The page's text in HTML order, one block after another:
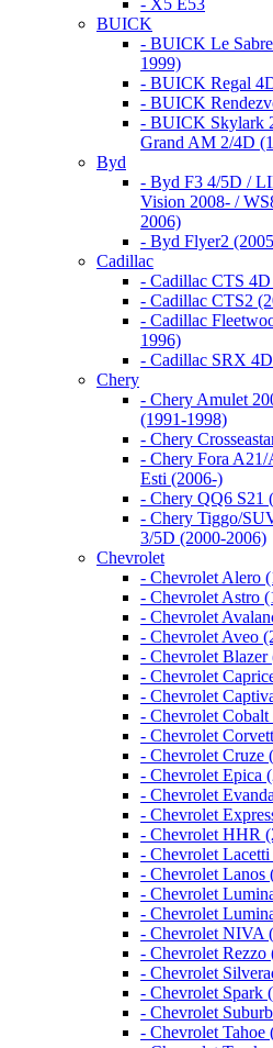
- X5 E53
BUICK
- BUICK Le
1999)
- BUICK Regal
- BUICK
- BUICK Skylark
Grand AM 2/4D
Byd
- Byd F3 4/5D /
Vision 2008- /
2006)
- Byd Flyer2
Cadillac
- Cadillac CTS
- Cadillac CTS2
- Cadillac
1996)
- Cadillac SRX
Chery
- Chery Amulet
(1991-1998)
- Chery
- Chery Fora
Esti (2006-)
- Chery QQ6 S21
- Chery Tiggo/
3/5D (2000-2006)
Chevrolet
- Chevrolet Alero
- Chevrolet Astro
- Chevrolet
- Chevrolet Aveo
- Chevrolet Blazer
- Chevrolet
- Chevrolet
- Chevrolet Cobalt
- Chevrolet
- Chevrolet Cruze
- Chevrolet Epica
- Chevrolet
- Chevrolet
- Chevrolet HHR
- Chevrolet
- Chevrolet Lanos
- Chevrolet
- Chevrolet
- Chevrolet NIVA
- Chevrolet Rezzo
- Chevrolet
- Chevrolet Spark
- Chevrolet
- Chevrolet Tahoe